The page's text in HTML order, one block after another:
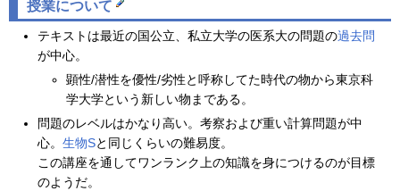
授業について
テキストは最近の国公立、私立大学の医系大の問題の過去問
が中心。
顕性/潜性を優性/劣性と呼称してた時代の物から東京科
学大学という新しい物まである。
問題のレベルはかなり高い。考察および重い計算問題が中
心。 生物Sと同じくらいの難易度。
この講座を通してワンランク上の知識を身につけるのが目標
のようだ。